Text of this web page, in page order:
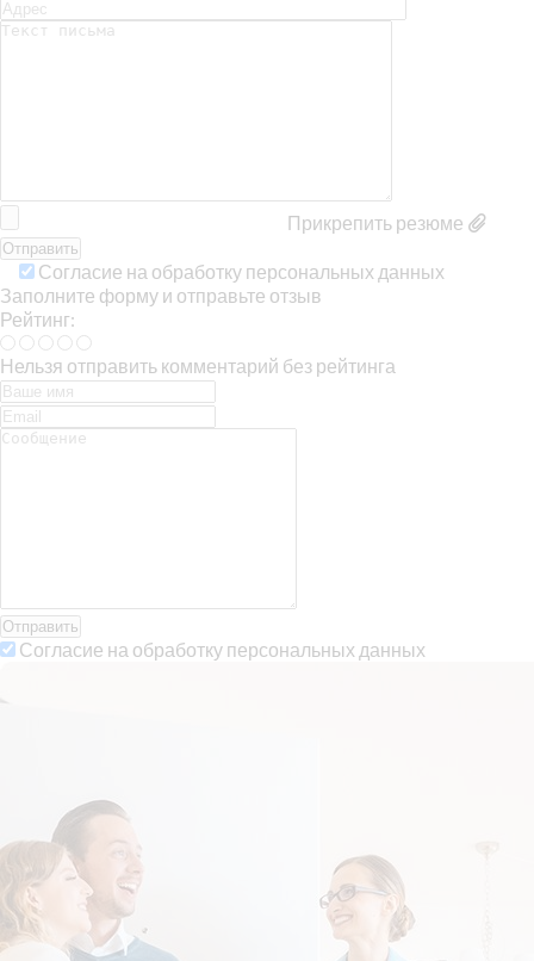
Прикрепить резюме
Согласие на обработку персональных данных
Заполните форму и отправьте отзыв
Рейтинг:
Нельзя отправить комментарий без рейтинга
Отправить
Согласие на обработку персональных данных